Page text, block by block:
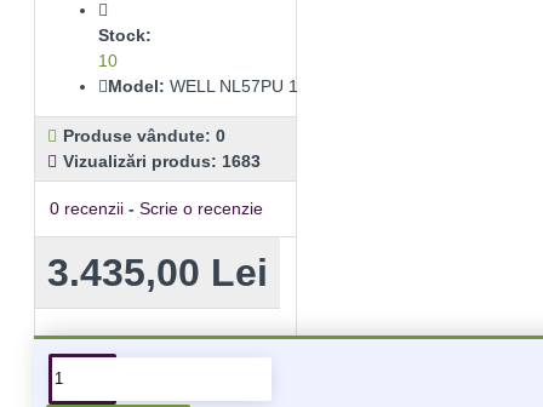
Stock:
10
Model: WELL NL57PU 1
Produse vândute: 0
Vizualizări produs: 1683
0 recenzii - Scrie o recenzie
3.435,00 Lei
Alte produse din aceeiași